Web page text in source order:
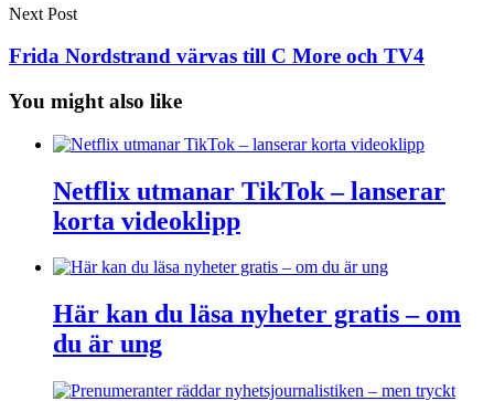
Next Post
Frida Nordstrand värvas till C More och TV4
You might also like
Netflix utmanar TikTok – lanserar
korta videoklipp
Här kan du läsa nyheter gratis – om
du är ung